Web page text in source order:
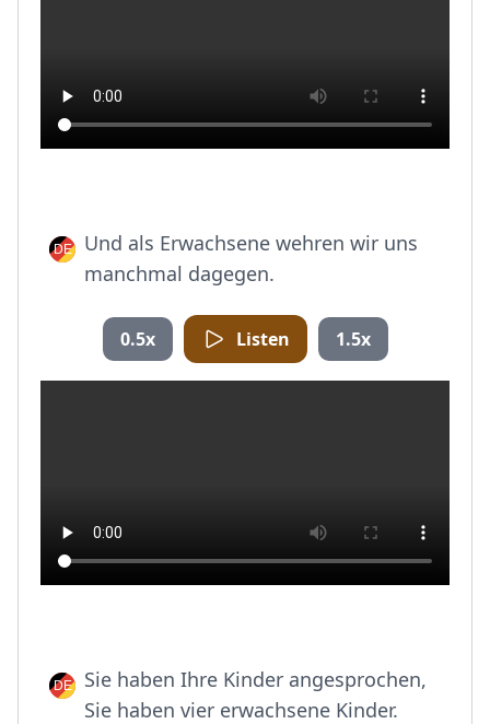
Und als Erwachsene wehren wir uns
manchmal dagegen.
0.5x Listen 1.5x
Sie haben Ihre Kinder angesprochen,
Sie haben vier erwachsene Kinder.